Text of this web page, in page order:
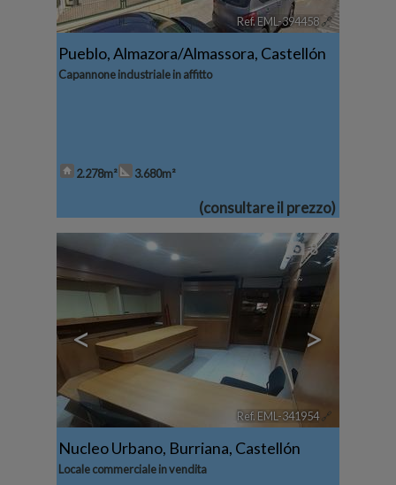
Ref. EML-394458🔗
Pueblo,Almazora/Almassora, Castellón
Capannone industriale in affitto
2.278m² 3.680m²
(consultare il prezzo)
< >
8
Ref. EML-341954🔗
Nucleo Urbano, Burriana, Castellón
Locale commerciale in vendita